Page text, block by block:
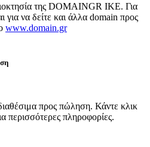
της DOMAINGR ΙΚΕ. Για
για να δείτε και άλλα domain προς
www.domain.gr
προς πώληση. Κάντε κλικ
περισσότερες πληροφορίες.